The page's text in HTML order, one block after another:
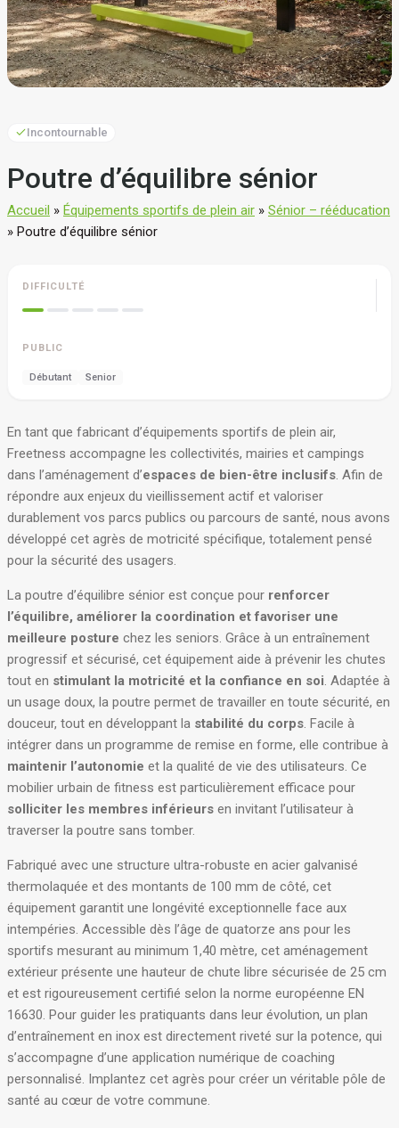
Incontournable
Poutre d’équilibre sénior
Accueil » Équipements sportifs de plein air » Sénior – rééducation
» Poutre d’équilibre sénior
DIFFICULTÉ
PUBLIC
Débutant Senior
En tant que fabricant d’équipements sportifs de plein air,
Freetness accompagne les collectivités, mairies et campings
dans l’aménagement d’espaces de bien-être inclusifs. Afin de
répondre aux enjeux du vieillissement actif et valoriser
durablement vos parcs publics ou parcours de santé, nous avons
développé cet agrès de motricité spécifique, totalement pensé
pour la sécurité des usagers.
La poutre d’équilibre sénior est conçue pour renforcer
l’équilibre, améliorer la coordination et favoriser une
meilleure posture chez les seniors. Grâce à un entraînement
progressif et sécurisé, cet équipement aide à prévenir les chutes
tout en stimulant la motricité et la confiance en soi. Adaptée à
un usage doux, la poutre permet de travailler en toute sécurité, en
douceur, tout en développant la stabilité du corps. Facile à
intégrer dans un programme de remise en forme, elle contribue à
maintenir l’autonomie et la qualité de vie des utilisateurs. Ce
mobilier urbain de fitness est particulièrement efficace pour
solliciter les membres inférieurs en invitant l’utilisateur à
traverser la poutre sans tomber.
Fabriqué avec une structure ultra-robuste en acier galvanisé
thermolaquée et des montants de 100 mm de côté, cet
équipement garantit une longévité exceptionnelle face aux
intempéries. Accessible dès l’âge de quatorze ans pour les
sportifs mesurant au minimum 1,40 mètre, cet aménagement
extérieur présente une hauteur de chute libre sécurisée de 25 cm
et est rigoureusement certifié selon la norme européenne EN
16630. Pour guider les pratiquants dans leur évolution, un plan
d’entraînement en inox est directement riveté sur la potence, qui
s’accompagne d’une application numérique de coaching
personnalisé. Implantez cet agrès pour créer un véritable pôle de
santé au cœur de votre commune.